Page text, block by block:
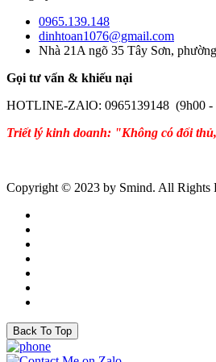
0965.139.148
dinhtoan1076@gmail.com
Nhà 21A ngõ 35 Tây Sơn,
Gọi tư vấn & khiếu nại
HOTLINE-ZAlO: 0965139148 (9h00 -
Triết lý kinh doanh: "Không có đối
Copyright © 2023 by Smind. All Rights
Back To Top